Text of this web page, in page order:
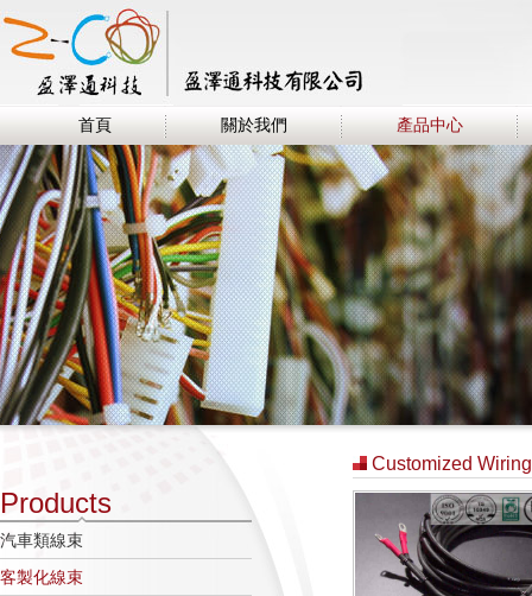
首頁 關於我們 產品中心
Products
汽車類線束
客製化線束
Customized